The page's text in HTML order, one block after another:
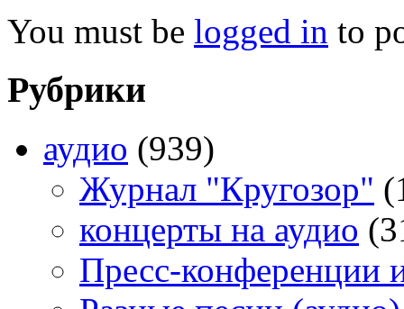
You must be logged in to
Рубрики
аудио (939)
Журнал "Кругозор"
концерты на аудио
Пресс-конференции